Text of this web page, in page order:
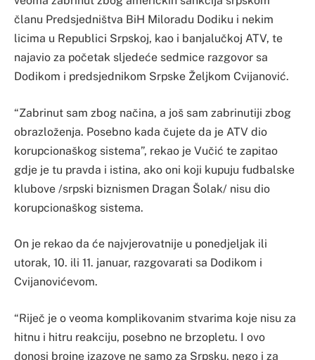
članu Predsjedništva BiH Miloradu Dodiku i nekim
licima u Republici Srpskoj, kao i banjalučkoj ATV, te
najavio za početak sljedeće sedmice razgovor sa
Dodikom i predsjednikom Srpske Željkom Cvijanović.
“Zabrinut sam zbog načina, a još sam zabrinutiji zbog
obrazloženja. Posebno kada čujete da je ATV dio
korupcionaškog sistema”, rekao je Vučić te zapitao
gdje je tu pravda i istina, ako oni koji kupuju fudbalske
klubove /srpski biznismen Dragan Šolak/ nisu dio
korupcionaškog sistema.
On je rekao da će najvjerovatnije u ponedjeljak ili
utorak, 10. ili 11. januar, razgovarati sa Dodikom i
Cvijanovićevom.
“Riječ je o veoma komplikovanim stvarima koje nisu za
hitnu i hitru reakciju, posebno ne brzopletu. I ovo
donosi brojne izazove ne samo za Srpsku, nego i za